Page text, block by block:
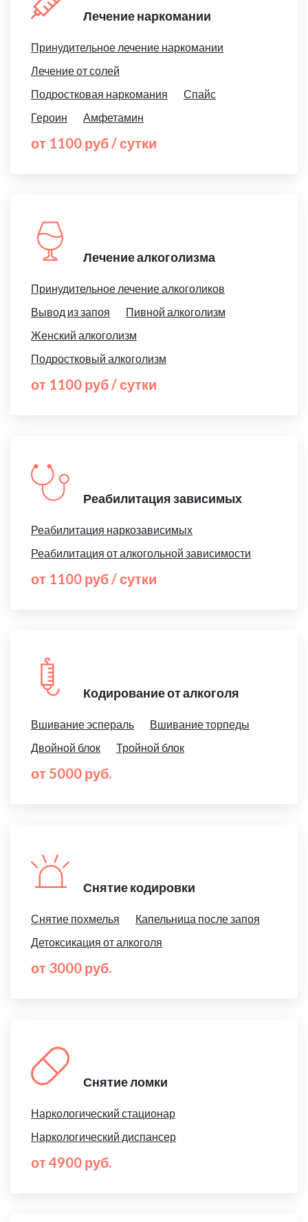
Лечение наркомании
Принудительное лечение наркомании
Лечение от солей
Подростковая наркомания
Спайс
Героин
Амфетамин
от 1100 руб / сутки
Лечение алкоголизма
Принудительное лечение алкоголиков
Вывод из запоя
Пивной алкоголизм
Женский алкоголизм
Подростковый алкоголизм
от 1100 руб / сутки
Реабилитация зависимых
Реабилитация наркозависимых
Реабилитация от алкогольной зависимости
от 1100 руб / сутки
Кодирование от алкоголя
Вшивание эспераль
Вшивание торпеды
Двойной блок
Тройной блок
от 5000 руб.
Снятие кодировки
Снятие похмелья
Капельница после запоя
Детоксикация от алкоголя
от 3000 руб.
Снятие ломки
Наркологический стационар
Наркологический диспансер
от 4900 руб.